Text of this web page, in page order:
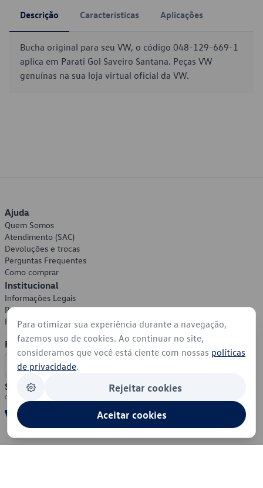
Descrição Características Aplicações
Bucha original para seu VW, o código 048-129-669-1
aplica em Parati Gol Saveiro Santana. Peças VW
genuínas na sua loja virtual oficial da VW.
Ajuda
Quem Somos
Atendimento (SAC)
Devoluções e trocas
Perguntas Frequentes
Como comprar
Institucional
Informações Legais
Política de Privacidade
Política de Cookies
Formas de Pagamento
Segurança
Para otimizar sua experiência durante a navegação,
fazemos uso de cookies. Ao continuar no site,
consideramos que você está ciente com nossas políticas
de privacidade.
Rejeitar cookies
Aceitar cookies